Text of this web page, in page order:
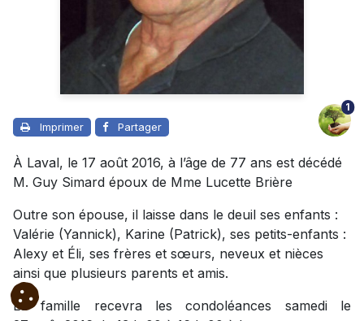
Imprimer Partager
1
À Laval, le 17 août 2016, à l’âge de 77 ans est décédé
M. Guy Simard époux de Mme Lucette Brière
Outre son épouse, il laisse dans le deuil ses enfants :
Valérie (Yannick), Karine (Patrick), ses petits-enfants :
Alexy et Éli, ses frères et sœurs, neveux et nièces
ainsi que plusieurs parents et amis.
La famille recevra les condoléances samedi le